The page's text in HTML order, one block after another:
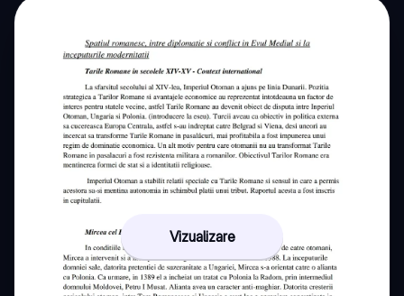
Vizualizare